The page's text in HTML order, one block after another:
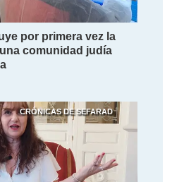
por primera vez la
comunidad judía
CRÓNICAS DE SEFARAD